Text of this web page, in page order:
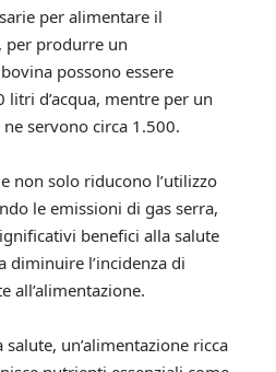
per alimentare il
per produrre un
possono essere
litri d’acqua, mentre per un
servono circa 1.500.
non solo riducono l’utilizzo
le emissioni di gas serra,
benefici alla salute
diminuire l’incidenza di
all’alimentazione.
un’alimentazione ricca